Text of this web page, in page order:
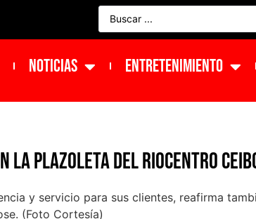
NOTICIAS ENTRETENIMIENTO
la plazoleta del Riocentro